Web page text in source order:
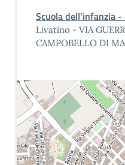
Scuola dell'infanzia
Livatino - VIA
CAMPOBELLO DI